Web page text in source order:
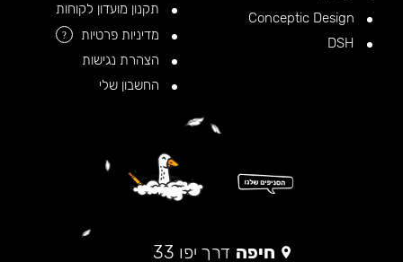
תקנון מועדון לקוחות
מדיניות פרטיות
?
הצהרת נגישות
החשבון שלי
חיפה דרך יפו 33